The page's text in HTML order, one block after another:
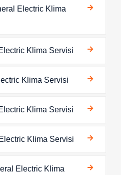
Electric Klima
Klima Servisi
Klima Servisi
Klima Servisi
Klima Servisi
Electric Klima